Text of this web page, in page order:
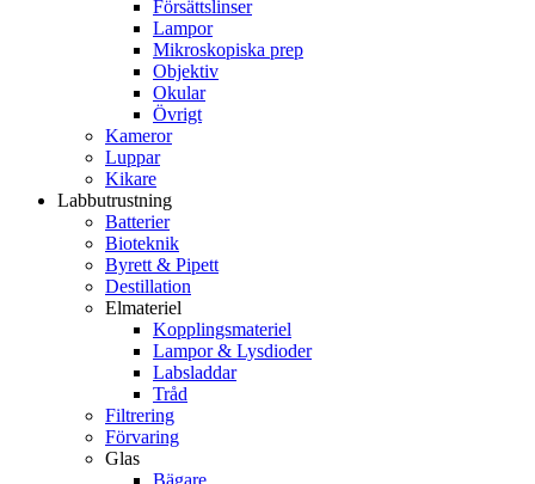
Försättslinser
Lampor
Mikroskopiska prep
Objektiv
Okular
Övrigt
Kameror
Luppar
Kikare
Labbutrustning
Batterier
Bioteknik
Byrett & Pipett
Destillation
Elmateriel
Kopplingsmateriel
Lampor & Lysdioder
Labsladdar
Tråd
Filtrering
Förvaring
Glas
Bägare